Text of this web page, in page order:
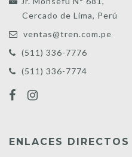
Cercado de Lima, Perú
ventas@tren.com.pe
(511) 336-7776
(511) 336-7774
ENLACES DIRECTOS